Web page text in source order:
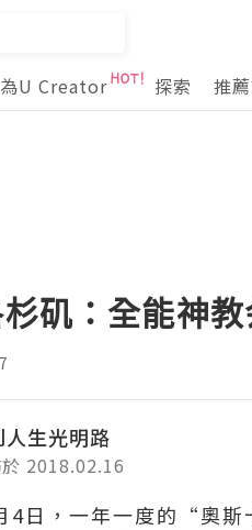
U Creator 探索 推
矶：全能神
人生光明路
2018.02.16
4日，一年一度的“奧斯